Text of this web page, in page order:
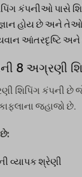
કંપનીઓ પાસે
હોય છે અને
આંતરદૃષ્ટિ
8 અગ્રણી
શિપિંગ કંપની છે જે
જહાજો છે.
વ્યાપક શ્રેણી